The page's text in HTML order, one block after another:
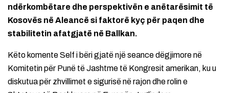
ndërkombëtare dhe perspektivën e anëtarësimit të
Kosovës në Aleancë si faktorë kyç për paqen dhe
stabilitetin afatgjatë në Ballkan.
Këto komente Self i bëri gjatë një seance dëgjimore në
Komitetin për Punë të Jashtme të Kongresit amerikan, ku u
diskutua për zhvillimet e sigurisë në rajon dhe rolin e